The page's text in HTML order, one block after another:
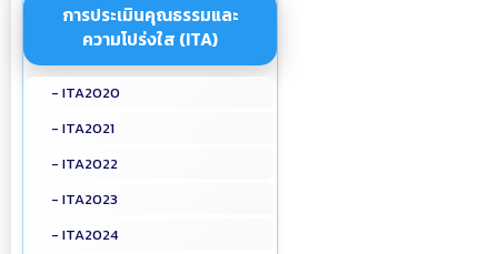
การประเมินคุณธรรมและ
ความโปร่งใส (ITA)
- ITA2020
- ITA2021
- ITA2022
- ITA2023
- ITA2024